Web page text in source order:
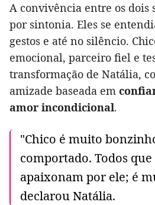
A convivência entre os dois
por sintonia. Eles se
gestos e até no silêncio.
emocional, parceiro fiel e
transformação de Natália,
amizade baseada em
amor incondicional.
"Chico é muito
comportado. Todos
apaixonam por ele; é
declarou Natália.